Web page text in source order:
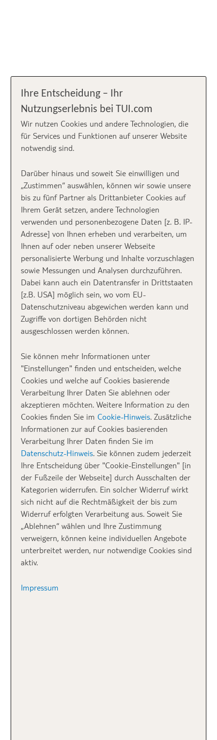
Ihre Entscheidung – Ihr
Nutzungserlebnis bei TUI.com
Wir nutzen Cookies und andere Technologien, die
für Services und Funktionen auf unserer Website
notwendig sind.
Darüber hinaus und soweit Sie einwilligen und
„Zustimmen“ auswählen, können wir sowie unsere
bis zu fünf Partner als Drittanbieter Cookies auf
Ihrem Gerät setzen, andere Technologien
verwenden und personenbezogene Daten [z. B. IP-
Adresse] von Ihnen erheben und verarbeiten, um
Ihnen auf oder neben unserer Webseite
personalisierte Werbung und Inhalte vorzuschlagen
sowie Messungen und Analysen durchzuführen.
Dabei kann auch ein Datentransfer in Drittstaaten
[z.B. USA] möglich sein, wo vom EU-
Datenschutzniveau abgewichen werden kann und
Zugriffe von dortigen Behörden nicht
ausgeschlossen werden können.
Sie können mehr Informationen unter
"Einstellungen" finden und entscheiden, welche
Cookies und welche auf Cookies basierende
Verarbeitung Ihrer Daten Sie ablehnen oder
akzeptieren möchten. Weitere Information zu den
Cookies finden Sie im Cookie-Hinweis. Zusätzliche
Informationen zur auf Cookies basierenden
Verarbeitung Ihrer Daten finden Sie im
Datenschutz-Hinweis. Sie können zudem jederzeit
Ihre Entscheidung über "Cookie-Einstellungen" [in
der Fußzeile der Webseite] durch Ausschalten der
Kategorien widerrufen. Ein solcher Widerruf wirkt
sich nicht auf die Rechtmäßigkeit der bis zum
Widerruf erfolgten Verarbeitung aus. Soweit Sie
„Ablehnen“ wählen und Ihre Zustimmung
verweigern, können keine individuellen Angebote
unterbreitet werden, nur notwendige Cookies sind
aktiv.
Impressum